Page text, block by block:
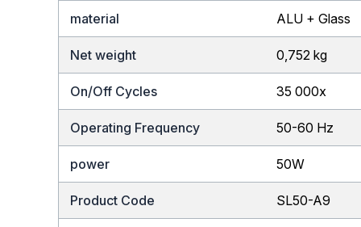
material ALU + Glass
Net weight 0,752 kg
On/Off Cycles 35 000x
Operating Frequency 50-60 Hz
power 50W
Product Code SL50-A9